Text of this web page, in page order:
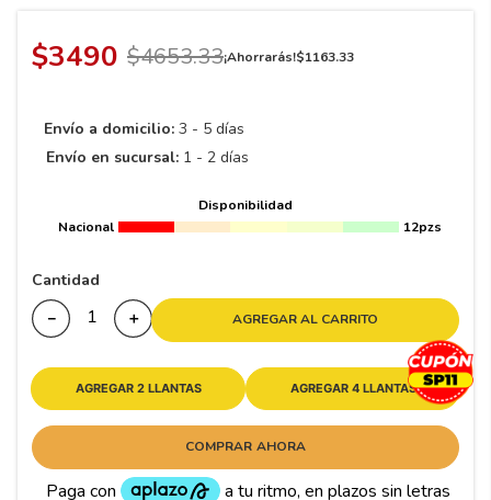
$3490 $4653.33¡Ahorrarás!$1163.33
Envío a domicilio: 3 - 5 días
Envío en sucursal: 1 - 2 días
Disponibilidad
Nacional
12pzs
Cantidad
＋
－ AGREGAR AL CARRITO
AGREGAR 2 LLANTAS AGREGAR 4 LLANTAS
COMPRAR AHORA